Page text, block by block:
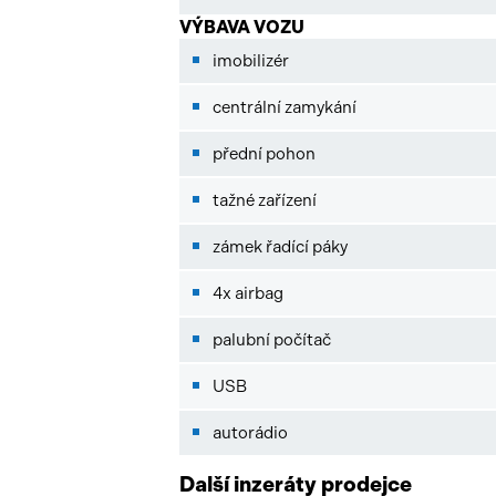
VÝBAVA VOZU
imobilizér
centrální zamykání
přední pohon
tažné zařízení
zámek řadící páky
4x airbag
palubní počítač
USB
autorádio
Další inzeráty prodejce